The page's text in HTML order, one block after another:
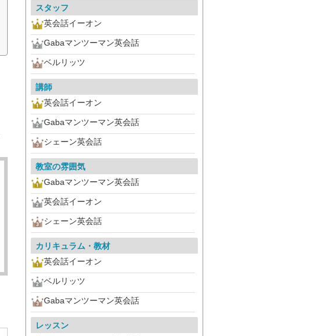
スタッフ
英会話イーオン
Gabaマンツーマン英会話
ベルリッツ
講師
英会話イーオン
Gabaマンツーマン英会話
シェーン英会話
教室の雰囲気
Gabaマンツーマン英会話
英会話イーオン
シェーン英会話
カリキュラム・教材
英会話イーオン
ベルリッツ
Gabaマンツーマン英会話
レッスン